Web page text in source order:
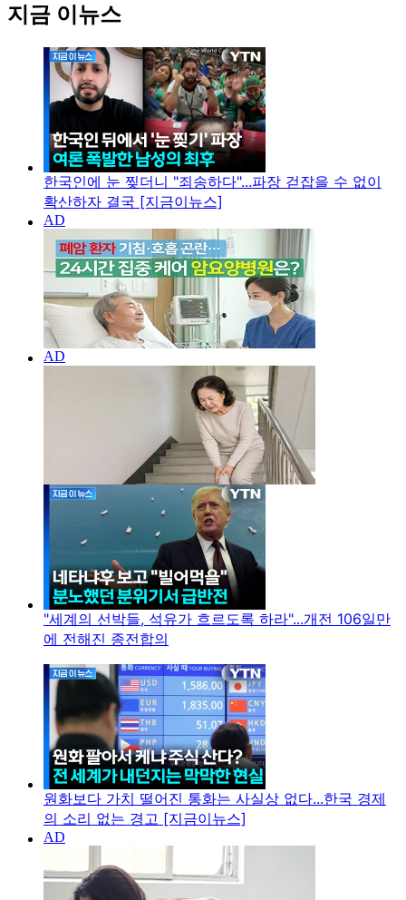
지금 이뉴스
한국인에 눈 찢더니 "죄송하다"...파장 걷잡을 수 없이
확산하자 결국 [지금이뉴스]
"세계의 선박들, 석유가 흐르도록 하라"...개전 106일만
에 전해진 종전합의
원화보다 가치 떨어진 통화는 사실상 없다...한국 경제
의 소리 없는 경고 [지금이뉴스]